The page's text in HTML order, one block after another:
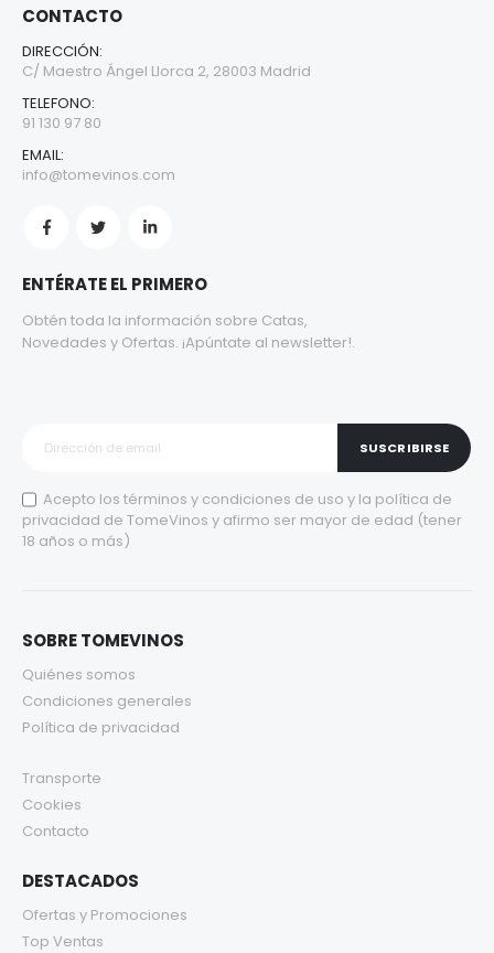
CONTACTO
DIRECCIÓN:
C/ Maestro Ángel Llorca 2, 28003 Madrid
TELEFONO:
91 130 97 80
EMAIL:
info@tomevinos.com
ENTÉRATE EL PRIMERO
Obtén toda la información sobre Catas,
Novedades y Ofertas. ¡Apúntate al newsletter!.
SUSCRIBIRSE
Acepto los términos y condiciones de uso y la política de
privacidad de TomeVinos y afirmo ser mayor de edad (tener
18 años o más)
SOBRE TOMEVINOS
Quiénes somos
Condiciones generales
Política de privacidad
Transporte
Cookies
Contacto
DESTACADOS
Ofertas y Promociones
Top Ventas